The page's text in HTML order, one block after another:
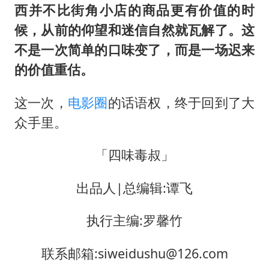
西并不比街角小店的商品更有价值的时
候，从前的仰望和迷信自然就瓦解了。这
不是一次简单的口味变了，而是一场迟来
的价值重估。
这一次， 电影圈的话语权，终于回到了大
众手里。
「四味毒叔」
出品人|总编辑:谭飞
执行主编:罗馨竹
联系邮箱:siweidushu@126.com